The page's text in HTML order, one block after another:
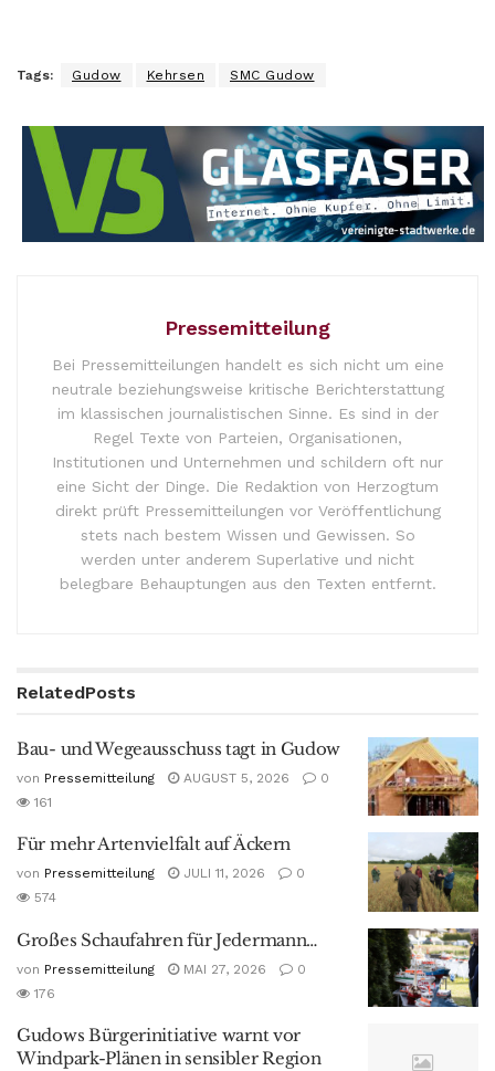
Tags: Gudow Kehrsen SMC Gudow
Pressemitteilung
Bei Pressemitteilungen handelt es sich nicht um eine
neutrale beziehungsweise kritische Berichterstattung
im klassischen journalistischen Sinne. Es sind in der
Regel Texte von Parteien, Organisationen,
Institutionen und Unternehmen und schildern oft nur
eine Sicht der Dinge. Die Redaktion von Herzogtum
direkt prüft Pressemitteilungen vor Veröffentlichung
stets nach bestem Wissen und Gewissen. So
werden unter anderem Superlative und nicht
belegbare Behauptungen aus den Texten entfernt.
RelatedPosts
Bau- und Wegeausschuss tagt in Gudow
von Pressemitteilung AUGUST 5, 2026
0
161
Für mehr Artenvielfalt auf Äckern
von Pressemitteilung JULI 11, 2026
0
574
Großes Schaufahren für Jedermann…
von Pressemitteilung MAI 27, 2026
0
176
Gudows Bürgerinitiative warnt vor
Windpark-Plänen in sensibler Region